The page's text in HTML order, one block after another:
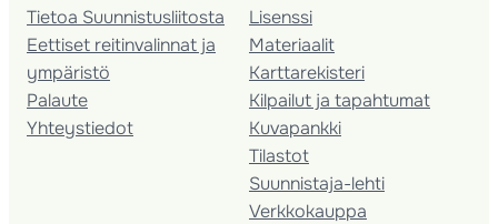
Tietoa Suunnistusliitosta
Eettiset reitinvalinnat ja
ympäristö
Palaute
Yhteystiedot
Lisenssi
Materiaalit
Karttarekisteri
Kilpailut ja tapahtumat
Kuvapankki
Tilastot
Suunnistaja-lehti
Verkkokauppa